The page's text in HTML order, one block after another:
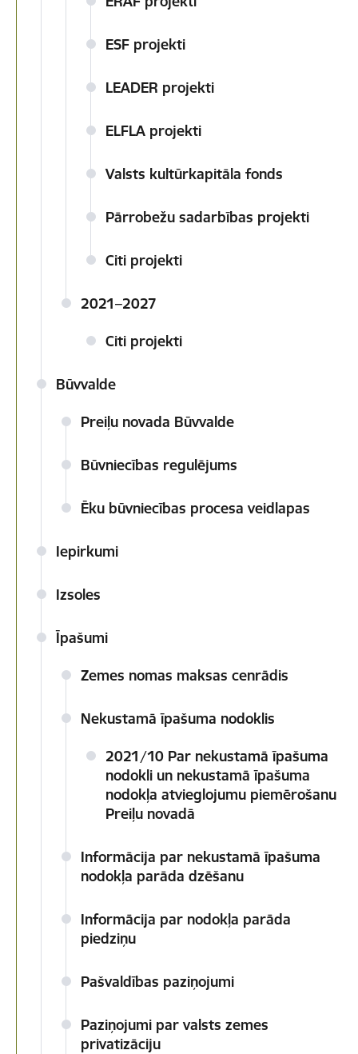
ESF projekti
LEADER projekti
ELFLA projekti
Valsts kultūrkapitāla fonds
Pārrobežu sadarbības projekti
Citi projekti
2021–2027
Citi projekti
Būvvalde
Preiļu novada Būvvalde
Būvniecības regulējums
Ēku būvniecības procesa veidlapas
Iepirkumi
Izsoles
Īpašumi
Zemes nomas maksas cenrādis
Nekustamā īpašuma nodoklis
2021/10 Par nekustamā īpašuma
nodokli un nekustamā īpašuma
nodokļa atvieglojumu piemērošanu
Preiļu novadā
Informācija par nekustamā īpašuma
nodokļa parāda dzēšanu
Informācija par nodokļa parāda
piedziņu
Pašvaldības paziņojumi
Paziņojumi par valsts zemes
privatizāciju